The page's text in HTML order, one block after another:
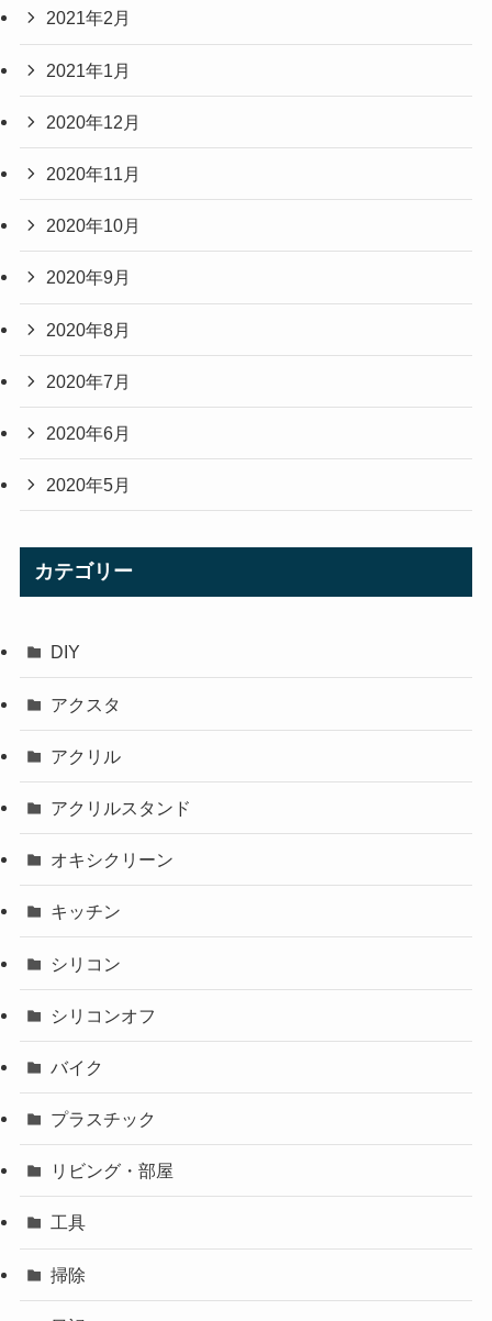
2021年2月
2021年1月
2020年12月
2020年11月
2020年10月
2020年9月
2020年8月
2020年7月
2020年6月
2020年5月
カテゴリー
DIY
アクスタ
アクリル
アクリルスタンド
オキシクリーン
キッチン
シリコン
シリコンオフ
バイク
プラスチック
リビング・部屋
工具
掃除